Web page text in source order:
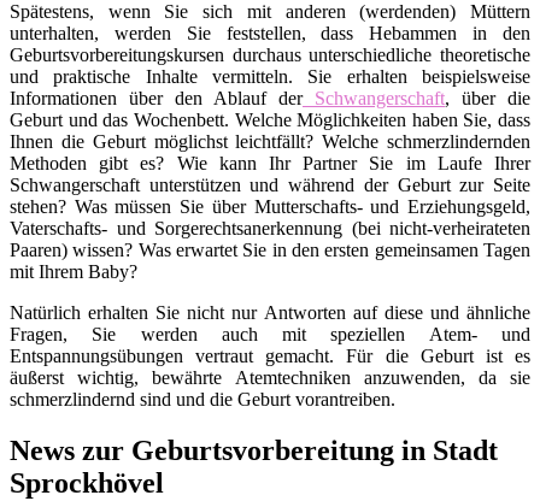
Spätestens, wenn Sie sich mit anderen (werdenden) Müttern
unterhalten, werden Sie feststellen, dass Hebammen in den
Geburtsvorbereitungskursen durchaus unterschiedliche theoretische
und praktische Inhalte vermitteln. Sie erhalten beispielsweise
Informationen über den Ablauf derSchwangerschaft, über die
Geburt und das Wochenbett. Welche Möglichkeiten haben Sie, dass
Ihnen die Geburt möglichst leichtfällt? Welche schmerzlindernden
Methoden gibt es? Wie kann Ihr Partner Sie im Laufe Ihrer
Schwangerschaft unterstützen und während der Geburt zur Seite
stehen? Was müssen Sie über Mutterschafts- und Erziehungsgeld,
Vaterschafts- und Sorgerechtsanerkennung (bei nicht-verheirateten
Paaren) wissen? Was erwartet Sie in den ersten gemeinsamen Tagen
mit Ihrem Baby?
Natürlich erhalten Sie nicht nur Antworten auf diese und ähnliche
Fragen, Sie werden auch mit speziellen Atem- und
Entspannungsübungen vertraut gemacht. Für die Geburt ist es
äußerst wichtig, bewährte Atemtechniken anzuwenden, da sie
schmerzlindernd sind und die Geburt vorantreiben.
News zur Geburtsvorbereitung in Stadt
Sprockhövel